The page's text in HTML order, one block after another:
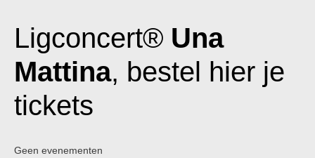
Ligconcert® Una
Mattina, bestel hier je
tickets
Geen evenementen